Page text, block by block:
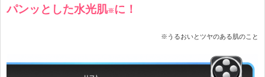
パンッとした水光肌※ に！
※うるおいとツヤのある肌のこと